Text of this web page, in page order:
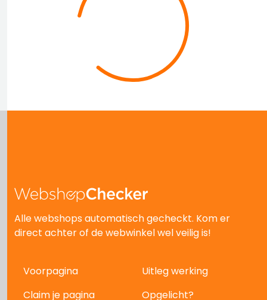
Alle webshops automatisch gecheckt. Kom er
direct achter of de webwinkel wel veilig is!
Voorpagina
Uitleg werking
Claim je pagina
Opgelicht?